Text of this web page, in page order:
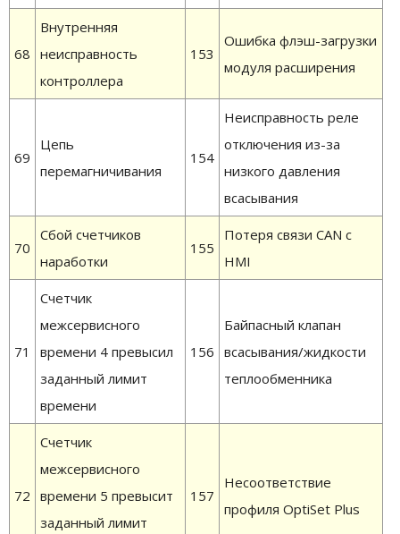
68
Внутренняя
неисправность
контроллера
153
Ошибка флэш-загрузки
модуля расширения
69
Цепь
перемагничивания
154
Неисправность реле
отключения из-за
низкого давления
всасывания
70
Сбой счетчиков
наработки
155
Потеря связи CAN с
HMI
71
Счетчик
межсервисного
времени 4 превысил
заданный лимит
времени
156
Байпасный клапан
всасывания/жидкости
теплообменника
72
Счетчик
межсервисного
времени 5 превысит
заданный лимит
157
Несоответствие
профиля OptiSet Plus